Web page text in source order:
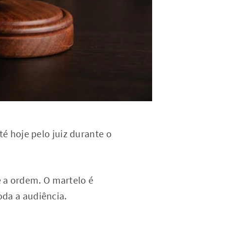
hoje pelo juiz durante o
ordem. O martelo é
a audiência.